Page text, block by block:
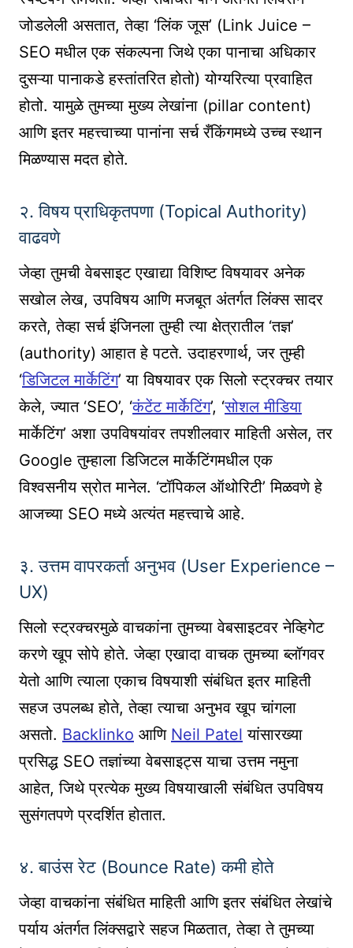
जोडलेली असतात, तेव्हा ‘लिंक जूस’ (Link Juice –
SEO मधील एक संकल्पना जिथे एका पानाचा अधिकार
दुसऱ्या पानाकडे हस्तांतरित होतो) योग्यरित्या प्रवाहित
होतो. यामुळे तुमच्या मुख्य लेखांना (pillar content)
आणि इतर महत्त्वाच्या पानांना सर्च रँकिंगमध्ये उच्च स्थान
मिळण्यास मदत होते.
२. विषय प्राधिकृतपणा (Topical Authority)
वाढवणे
जेव्हा तुमची वेबसाइट एखाद्या विशिष्ट विषयावर अनेक
सखोल लेख, उपविषय आणि मजबूत अंतर्गत लिंक्स सादर
करते, तेव्हा सर्च इंजिनला तुम्ही त्या क्षेत्रातील ‘तज्ञ’
(authority) आहात हे पटते. उदाहरणार्थ, जर तुम्ही
‘डिजिटल मार्केटिंग’ या विषयावर एक सिलो स्ट्रक्चर तयार
केले, ज्यात ‘SEO’, ‘कंटेंट मार्केटिंग’, ‘सोशल मीडिया
मार्केटिंग’ अशा उपविषयांवर तपशीलवार माहिती असेल, तर
Google तुम्हाला डिजिटल मार्केटिंगमधील एक
विश्वसनीय स्रोत मानेल. ‘टॉपिकल ऑथोरिटी’ मिळवणे हे
आजच्या SEO मध्ये अत्यंत महत्त्वाचे आहे.
३. उत्तम वापरकर्ता अनुभव (User Experience –
UX)
सिलो स्ट्रक्चरमुळे वाचकांना तुमच्या वेबसाइटवर नेव्हिगेट
करणे खूप सोपे होते. जेव्हा एखादा वाचक तुमच्या ब्लॉगवर
येतो आणि त्याला एकाच विषयाशी संबंधित इतर माहिती
सहज उपलब्ध होते, तेव्हा त्याचा अनुभव खूप चांगला
असतो. Backlinko आणि Neil Patel यांसारख्या
प्रसिद्ध SEO तज्ञांच्या वेबसाइट्स याचा उत्तम नमुना
आहेत, जिथे प्रत्येक मुख्य विषयाखाली संबंधित उपविषय
सुसंगतपणे प्रदर्शित होतात.
४. बाउंस रेट (Bounce Rate) कमी होते
जेव्हा वाचकांना संबंधित माहिती आणि इतर संबंधित लेखांचे
पर्याय अंतर्गत लिंक्सद्वारे सहज मिळतात, तेव्हा ते तुमच्या